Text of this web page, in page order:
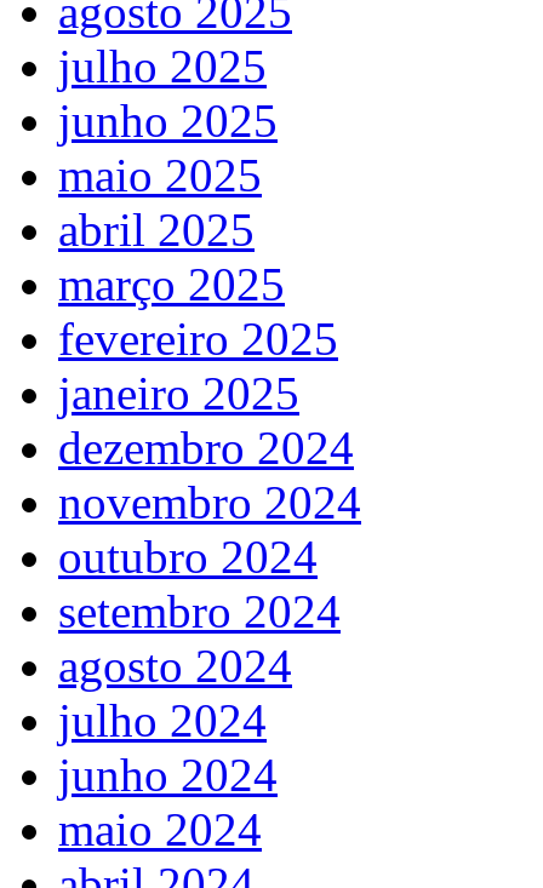
agosto 2025
julho 2025
junho 2025
maio 2025
abril 2025
março 2025
fevereiro 2025
janeiro 2025
dezembro 2024
novembro 2024
outubro 2024
setembro 2024
agosto 2024
julho 2024
junho 2024
maio 2024